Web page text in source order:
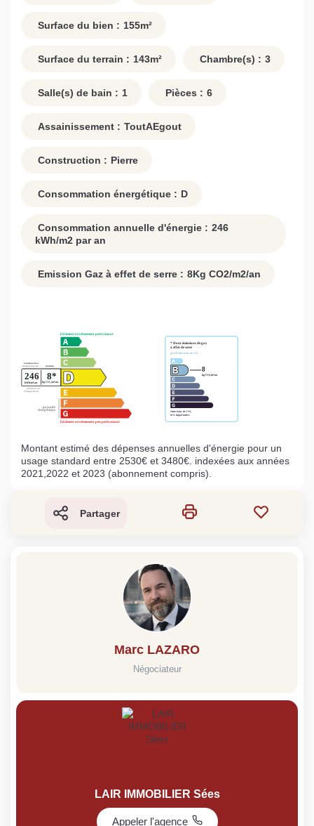
Surface du bien : 155m²
Surface du terrain : 143m² Chambre(s) : 3
Salle(s) de bain : 1 Pièces : 6
Assainissement : ToutAEgout
Construction : Pierre
Consommation énergétique : D
Consommation annuelle d'énergie : 246
kWh/m2 par an
Emission Gaz à effet de serre : 8Kg CO2/m2/an
Montant estimé des dépenses annuelles d'énergie pour un
usage standard entre 2530€ et 3480€. indexées aux années
2021,2022 et 2023 (abonnement compris).
Partager
Marc LAZARO
Négociateur
LAIR IMMOBILIER Sées
Appeler l'agence